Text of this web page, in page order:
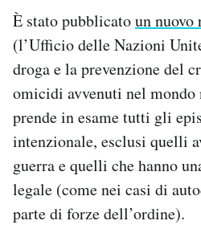
SHOP
CALENDARIO
AREA PERSONALE
Area Personale
Newsletter
Notifiche mobile
Regala il Post
È stato pubblicatoun nuovo
(l’Ufficio delle Nazioni
droga e la prevenzione del
omicidi avvenuti nel
prende in esame tutti gli
intenzionale, esclusi quelli
guerra e quelli che hanno
legale (come nei casi di
parte di forze dell’ordine).